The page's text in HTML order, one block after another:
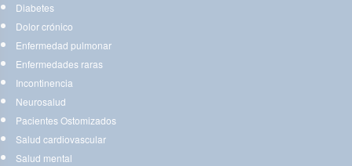
Diabetes
Dolor crónico
Enfermedad pulmonar
Enfermedades raras
Incontinencia
Neurosalud
Pacientes Ostomizados
Salud cardiovascular
Salud mental